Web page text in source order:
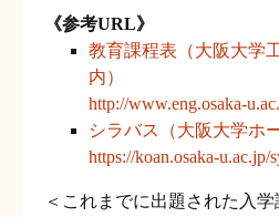
《参考URL》
教育課程表（大阪大学
内）
http://www.eng.osaka-
シラバス（大阪大学ホ
https://koan.osaka-u.ac.jp/
＜これまでに出題された入